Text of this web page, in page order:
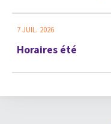
7 JUIL. 2026
Horaires été